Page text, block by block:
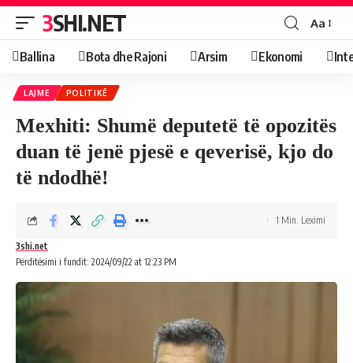
3SHI.NET Aa
Ballina Bota dhe Rajoni Arsim Ekonomi
LAJME POLITIKË
Mexhiti: Shumë deputetë të opozitës
duan të jenë pjesë e qeverisë, kjo do
të ndodhë!
Përditësimi i fundit: 2024/09/22 at 12:23 PM
3shi.net
1 Min. Leximi